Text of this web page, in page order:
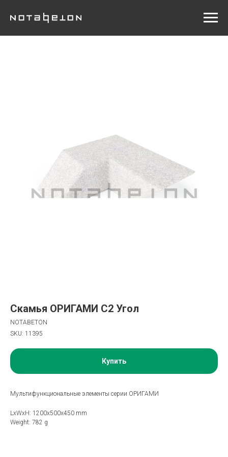
Скамья ОРИГАМИ С2 Угол
NOTABETON
SKU: 11395
Купить
Мультифункциональные элементы серии ОРИГАМИ
LxWxH: 1200x500x450 mm
Weight: 782 g